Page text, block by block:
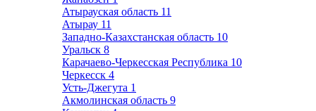
Атырауская область 11
Атырау 11
Западно-Казахстанская область 10
Уральск 8
Карачаево-Черкесская Республика 10
Черкесск 4
Усть-Джегута 1
Акмолинская область 9